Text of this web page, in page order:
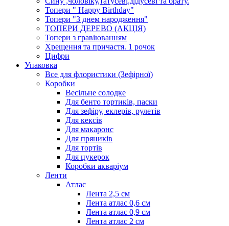
Топери " Happy Birthday"
Топери "З днем народження"
ТОПЕРИ ДЕРЕВО (АКЦІЯ)
Топери з гравіюванням
Хрещення та причастя. 1 рочок
Цифри
Упаковка
Все для флористики (Зефірної)
Коробки
Весільне солодке
Для бенто тортиків, паски
Для зефіру, еклерів, рулетів
Для кексів
Для макаронс
Для пряників
Для тортів
Для цукерок
Коробки акваріум
Ленти
Атлас
Лента 2,5 см
Лента атлас 0,6 см
Лента атлас 0,9 см
Лента атлас 2 см